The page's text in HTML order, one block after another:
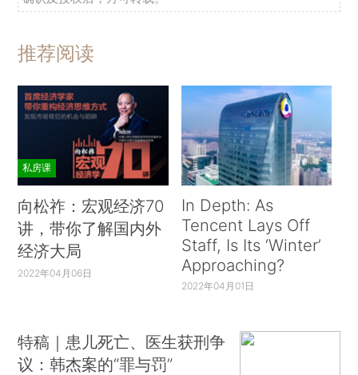
推荐阅读
私房课
向松祚：宏观经济70
讲，带你了解国内外
经济大局
2022年04月06日
In Depth: As
Tencent Lays Off
Staff, Is Its ‘Winter’
Approaching?
2022年04月01日
特稿｜患儿死亡、医生获刑争
议：韩杰案的“罪与罚”